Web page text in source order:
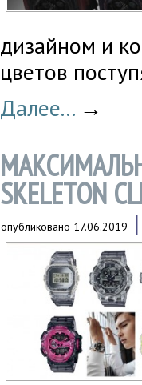
дизайном и
цветов
Далее... →
SKELETON
опубликовано 17.06.2019